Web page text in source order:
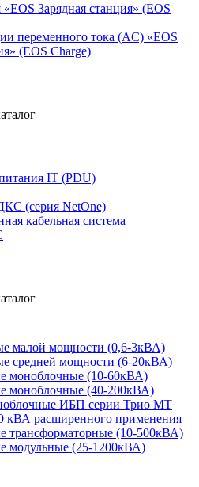
Зарядная станция» (EOS
переменного тока (AC) «EOS
(EOS Charge)
IT (PDU)
(серия NetOne)
кабельная система
малой мощности (0,6-3кВА)
средней мощности (6-20кВА)
моноблочные (10-60кВА)
моноблочные (40-200кВА)
ИБП серии Трио МТ
кВА расширенного применения
трансформаторные (10-500кВА)
модульные (25-1200кВА)